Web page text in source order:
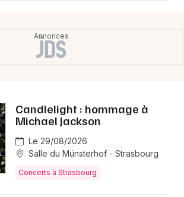
Candlelight : hommage à
Michael Jackson
Le 29/08/2026
Salle du Münsterhof - Strasbourg
Concerts à Strasbourg